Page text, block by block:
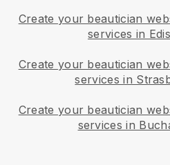
Create your beautician
services in
Create your beautician
services in
Create your beautician
services in